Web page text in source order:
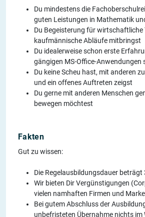
Du mindestens die
guten Leistungen in Mathematik
Du Begeisterung für wirtschaftliche
kaufmännische Abläufe mitbringst
Du idealerweise schon erste
gängigen MS-Office-Anwendungen
Du keine Scheu hast, mit anderen
und ein offenes Auftreten zeigst
Du gerne mit anderen Menschen
bewegen möchtest
Fakten
Gut zu wissen:
Die Regelausbildungsdauer beträgt
Wir bieten Dir Vergünstigungen
vielen namhaften Firmen und
Bei gutem Abschluss der
unbefristeten Übernahme nichts im